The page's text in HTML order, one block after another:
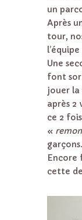
un
Après
tour,
Une
font
jouer la
après 2
ce 2
«
garçons.
Encore
cette